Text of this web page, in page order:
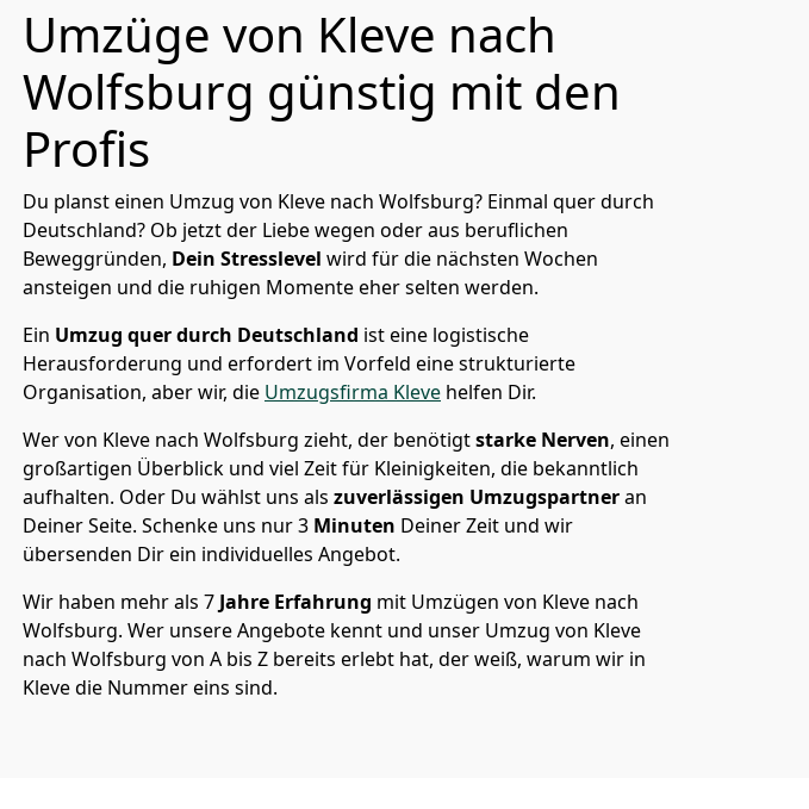
Umzüge von Kleve nach
Wolfsburg günstig mit den
Profis
Du planst einen Umzug von Kleve nach Wolfsburg? Einmal quer durch
Deutschland? Ob jetzt der Liebe wegen oder aus beruflichen
Beweggründen, Dein Stresslevel wird für die nächsten Wochen
ansteigen und die ruhigen Momente eher selten werden.
Ein Umzug quer durch Deutschland ist eine logistische
Herausforderung und erfordert im Vorfeld eine strukturierte
Organisation, aber wir, die Umzugsfirma Kleve helfen Dir.
Wer von Kleve nach Wolfsburg zieht, der benötigtstarke Nerven, einen
großartigen Überblick und viel Zeit für Kleinigkeiten, die bekanntlich
aufhalten. Oder Du wählst uns als zuverlässigen Umzugspartneran
Deiner Seite. Schenke uns nur3 Minuten Deiner Zeit und wir
übersenden Dir ein individuelles Angebot.
Wir haben mehr als 7 Jahre Erfahrung mit Umzügen von Kleve nach
Wolfsburg. Wer unsere Angebote kennt und unser Umzug von Kleve
nach Wolfsburg von A bis Z bereits erlebt hat, der weiß, warum wir in
Kleve die Nummer eins sind.